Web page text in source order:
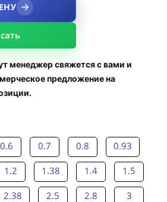
менеджер свяжется с вами и
предложение на
0.6 0.7 0.8 0.93
1.2 1.38 1.4 1.5
2.38 2.5 2.8 3